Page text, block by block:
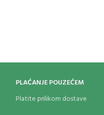
PLAĆANJE POUZEĆEM
Platite prilikom dostave